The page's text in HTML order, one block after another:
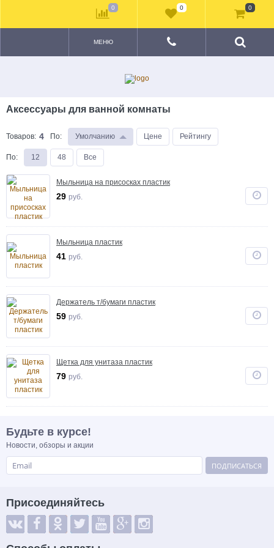
МЕНЮ
Аксессуары для ванной комнаты
Товаров: 4 По: Умолчанию Цене Рейтингу
По: 12 48 Все
Мыльница на присосках пластик
29 руб.
Мыльница пластик
41 руб.
Держатель т/бумаги пластик
59 руб.
Щетка для унитаза пластик
79 руб.
Будьте в курсе!
Новости, обзоры и акции
ПОДПИСАТЬСЯ
Присоединяйтесь
0 0 0